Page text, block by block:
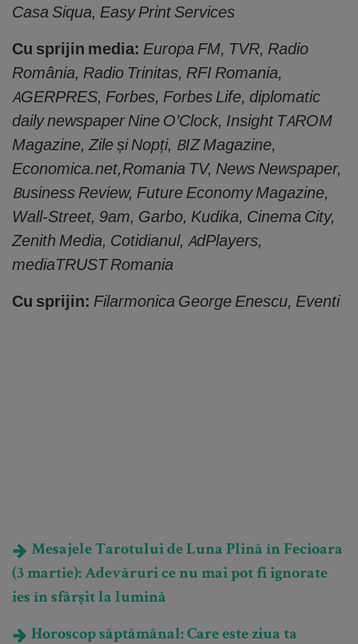
Casa Siqua, Easy Print Services
Cu sprijin media: Europa FM, TVR, Radio
România, Radio Trinitas, RFI Romania,
AGERPRES, Forbes, Forbes Life, diplomatic
daily newspaper Nine O’Clock, Insight TAROM
Magazine, Zile și Nopți, BIZ Magazine,
Economica.net,Romania TV, News Newspaper,
Business Review, Future Economy Magazine,
Wall-Street, 9am, Garbo, Kudika, Cinema City,
Zenith Media, Cotidianul, AdPlayers,
mediaTRUST Romania
Cu sprijin: Filarmonica George Enescu, Eventi
Mesajele Tarotului de Luna Plină în Fecioara
(3 martie): Adevăruri ce nu mai pot fi ignorate
ies în sfârșit la lumină
Horoscop săptămânal: Care este ziua ta